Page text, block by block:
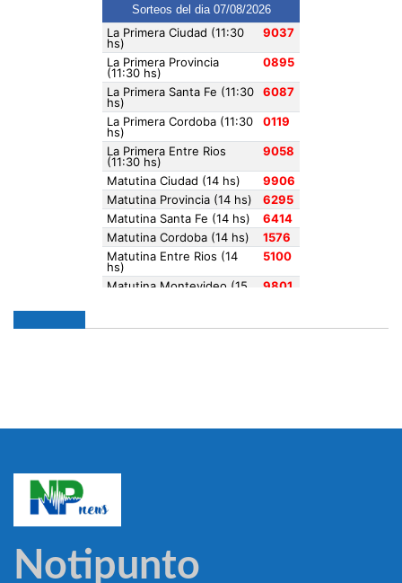
Notipunto